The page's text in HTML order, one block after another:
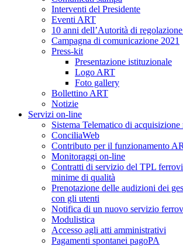
Interventi del Presidente
Eventi ART
10 anni dell’Autorità di
Campagna di comunicazione 2021
Press-kit
Presentazione istituzionale
Logo ART
Foto gallery
Bollettino ART
Notizie
Servizi on-line
Sistema Telematico di
ConciliaWeb
Contributo per il funzionamento
Monitoraggi on-line
Contratti di servizio del TPL
minime di qualità
Prenotazione delle audizioni dei
con gli utenti
Notifica di un nuovo servizio
Modulistica
Accesso agli atti amministrativi
Pagamenti spontanei pagoPA